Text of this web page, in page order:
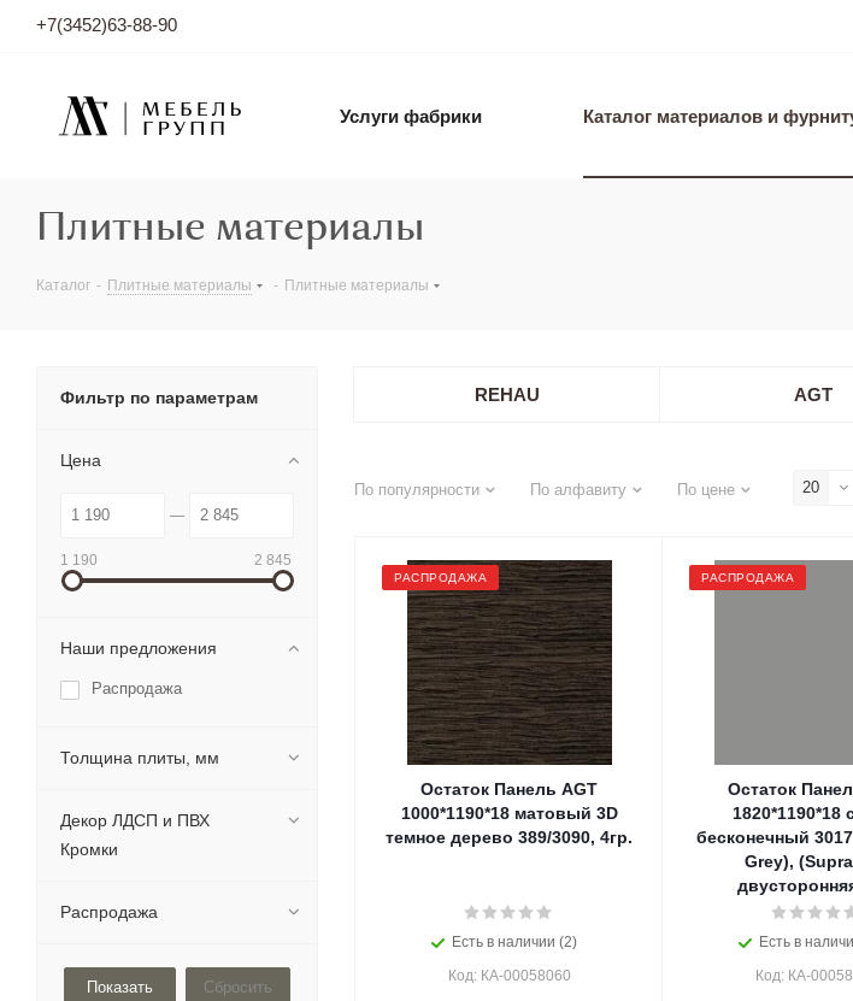
+7(3452)63-88-90
Услуги фабрики Каталог материалов и
Плитные материалы
Каталог - Плитные материалы - Плитные материалы
REHAU AGT
По популярности По алфавиту По цене 20
РАСПРОДАЖА
Остаток Панель AGT
1000*1190*18 матовый 3D
темное дерево 389/3090, 4гр.
Есть в наличии (2)
Код: КА-00058060
РАСПРОДАЖА
Остаток
1820*1190*18
бесконечный
Grey),
Есть в
Код: КА-
Фильтр по параметрам
Цена
1 190 2 845
Наши предложения
Распродажа
Толщина плиты, мм
Декор ЛДСП и ПВХ
Кромки
Распродажа
Сбросить